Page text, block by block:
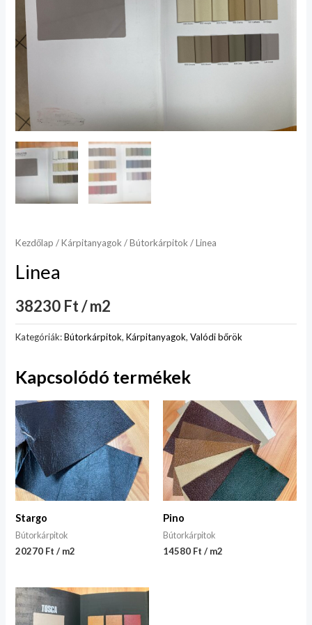
Kezdőlap /Kárpitanyagok /Bútorkárpitok / Linea
Linea
38230 Ft / m2
Kategóriák:Bútorkárpitok,Kárpitanyagok,Valódi bőrök
Kapcsolódó termékek
Stargo
Bútorkárpitok
20270 Ft / m2
Pino
Bútorkárpitok
14580 Ft / m2